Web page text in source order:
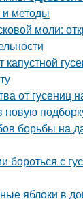
методы
моли:
капустной
от гусениц
новую
борьбы на
бороться с
яблоки в